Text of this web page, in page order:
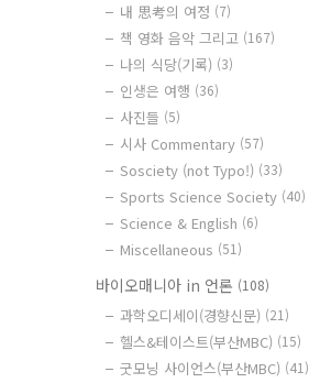
내 思考의 여정 (7)
책 영화 음악 그리고 (167)
나의 식당(기록) (3)
인생은 여행 (36)
사진들 (5)
시사 Commentary (57)
Sosciety (not Typo!) (33)
Sports Science Society (40)
Science & English (6)
Miscellaneous (51)
바이오매니아 in 언론 (108)
과학오디세이(경향신문) (21)
헬스&테이스트(부산MBC) (15)
굿모닝 사이언스(부산MBC) (41)